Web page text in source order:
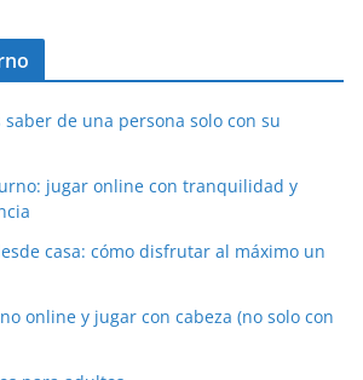
de una persona solo con su
jugar online con tranquilidad y
casa: cómo disfrutar al máximo un
online y jugar con cabeza (no solo con